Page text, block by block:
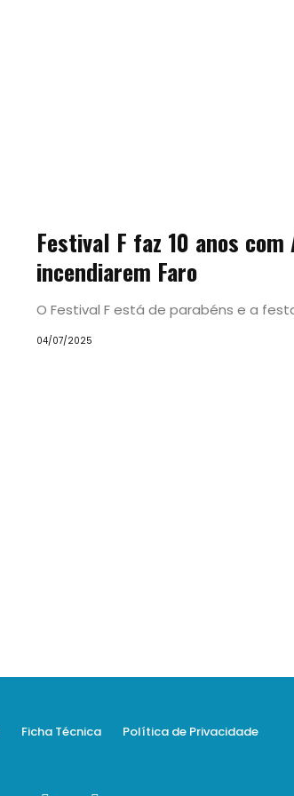
Experiências
Festival F faz 10 anos
incendiarem Faro
O Festival F está de parabéns e a
04/07/2025
Ficha Técnica Política de Privacidade